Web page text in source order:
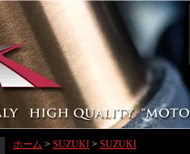
ホーム > SUZUKI > SUZUKI